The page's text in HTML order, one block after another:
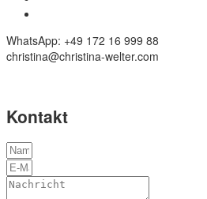
WhatsApp: +49 172 16 999 88
christina@christina-welter.com
Kontakt